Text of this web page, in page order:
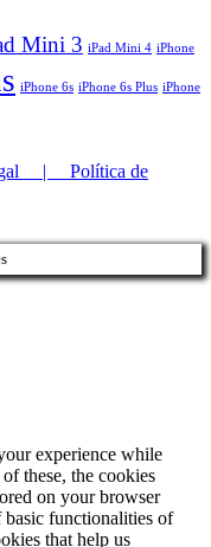
Mini 3 iPad Mini 4 iPhone
iPhone 6s iPhone 6s Plus iPhone
| Política de
experience while
these, the cookies
on your browser
basic functionalities of
that help us